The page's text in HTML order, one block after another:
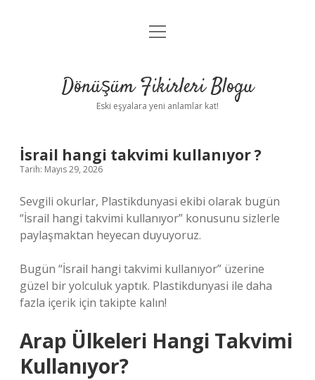
Anasayfa
Yasal Uyarı
menüyü
Dönüşüm Fikirleri Blogu
Eski eşyalara yeni anlamlar kat!
İsrail hangi takvimi kullanıyor ?
Tarih: Mayıs 29, 2026
Sevgili okurlar, Plastikdunyasi ekibi olarak bugün
“İsrail hangi takvimi kullanıyor” konusunu sizlerle
paylaşmaktan heyecan duyuyoruz.
Bugün “İsrail hangi takvimi kullanıyor” üzerine
güzel bir yolculuk yaptık. Plastikdunyasi ile daha
fazla içerik için takipte kalın!
Arap Ülkeleri Hangi Takvimi
Kullanıyor?